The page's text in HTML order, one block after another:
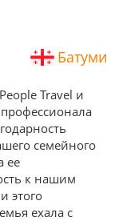
Батуми
Travel и
семейного
ее
к нашим
этого
ехала с